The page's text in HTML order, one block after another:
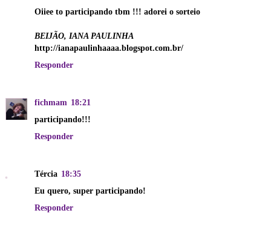
Oiiee to participando tbm !!! adorei o sorteio
BEIJÃO, IANA PAULINHA
http://ianapaulinhaaaa.blogspot.com.br/
Responder
fichmam 18:21
participando!!!
Responder
Tércia 18:35
Eu quero, super participando!
Responder